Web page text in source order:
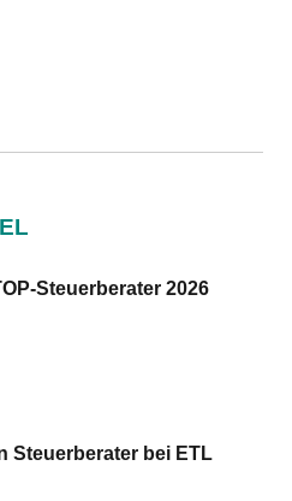
Steuerberater 2026
Steuerberater bei ETL